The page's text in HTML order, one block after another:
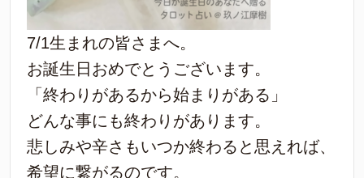
7/1生まれの皆さまへ。
お誕生日おめでとうございます。
「終わりがあるから始まりがある」
どんな事にも終わりがあります。
悲しみや辛さもいつか終わると思えれば、
希望に繋がるのです。